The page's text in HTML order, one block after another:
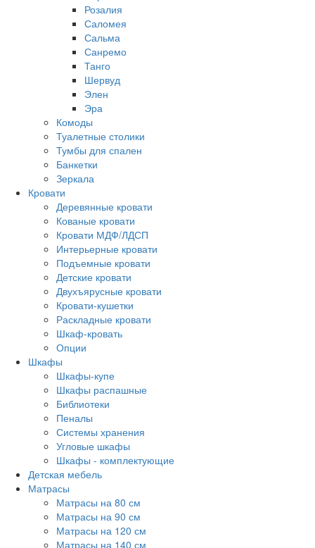
Розалия
Саломея
Сальма
Санремо
Танго
Шервуд
Элен
Эра
Комоды
Туалетные столики
Тумбы для спален
Банкетки
Зеркала
Кровати
Деревянные кровати
Кованые кровати
Кровати МДФ/ЛДСП
Интерьерные кровати
Подъемные кровати
Детские кровати
Двухъярусные кровати
Кровати-кушетки
Раскладные кровати
Шкаф-кровать
Опции
Шкафы
Шкафы-купе
Шкафы распашные
Библиотеки
Пеналы
Системы хранения
Угловые шкафы
Шкафы - комплектующие
Детская мебель
Матрасы
Матрасы на 80 см
Матрасы на 90 см
Матрасы на 120 см
Матрасы на 140 см